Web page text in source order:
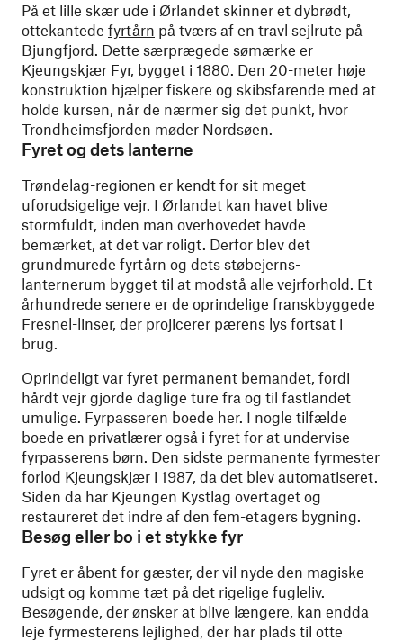
På et lille skær ude i Ørlandet skinner et dybrødt,
ottekantede fyrtårn på tværs af en travl sejlrute på
Bjungfjord. Dette særprægede sømærke er
Kjeungskjær Fyr, bygget i 1880. Den 20-meter høje
konstruktion hjælper fiskere og skibsfarende med at
holde kursen, når de nærmer sig det punkt, hvor
Trondheimsfjorden møder Nordsøen.
Fyret og dets lanterne
Trøndelag-regionen er kendt for sit meget
uforudsigelige vejr. I Ørlandet kan havet blive
stormfuldt, inden man overhovedet havde
bemærket, at det var roligt. Derfor blev det
grundmurede fyrtårn og dets støbejerns-
lanternerum bygget til at modstå alle vejrforhold. Et
århundrede senere er de oprindelige franskbyggede
Fresnel-linser, der projicerer pærens lys fortsat i
brug.
Oprindeligt var fyret permanent bemandet, fordi
hårdt vejr gjorde daglige ture fra og til fastlandet
umulige. Fyrpasseren boede her. I nogle tilfælde
boede en privatlærer også i fyret for at undervise
fyrpasserens børn. Den sidste permanente fyrmester
forlod Kjeungskjær i 1987, da det blev automatiseret.
Siden da har Kjeungen Kystlag overtaget og
restaureret det indre af den fem-etagers bygning.
Besøg eller bo i et stykke fyr
Fyret er åbent for gæster, der vil nyde den magiske
udsigt og komme tæt på det rigelige fugleliv.
Besøgende, der ønsker at blive længere, kan endda
leje fyrmesterens lejlighed, der har plads til otte